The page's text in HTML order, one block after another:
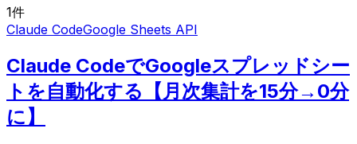
1件
Claude CodeGoogle Sheets API
Claude CodeでGoogleスプレッドシー
トを自動化する【月次集計を15分→0分
に】